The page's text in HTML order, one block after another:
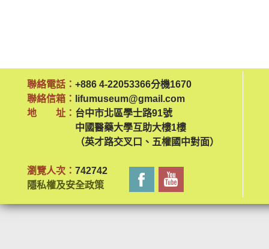
聯絡電話： +886 4-22053366分機1670
聯絡信箱：
lifumuseum@gmail.com
地 址： 台中市北區學士路91號
中國醫藥大學互助大樓1樓
（英才路交叉口、五權國中對面）
瀏覽人次： 742742
隱私權及安全政策